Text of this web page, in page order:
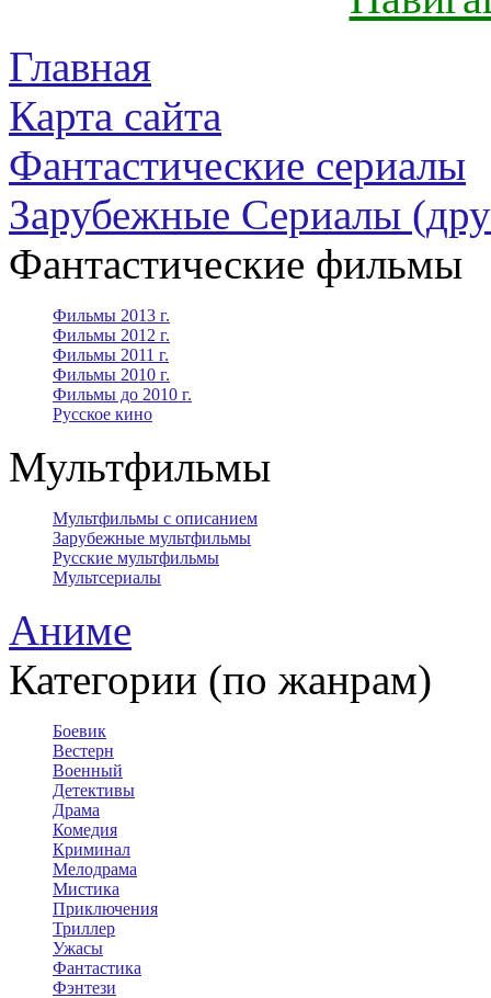
Главная
Карта сайта
Фантастические сериалы
Зарубежные Сериалы
Фантастические фильмы
Фильмы 2013 г.
Фильмы 2012 г.
Фильмы 2011 г.
Фильмы 2010 г.
Фильмы до 2010 г.
Русское кино
Мультфильмы
Мультфильмы с описанием
Зарубежные мультфильмы
Русские мультфильмы
Мультсериалы
Аниме
Категории (по жанрам)
Боевик
Вестерн
Военный
Детективы
Драма
Комедия
Криминал
Мелодрама
Мистика
Приключения
Триллер
Ужасы
Фантастика
Фэнтези